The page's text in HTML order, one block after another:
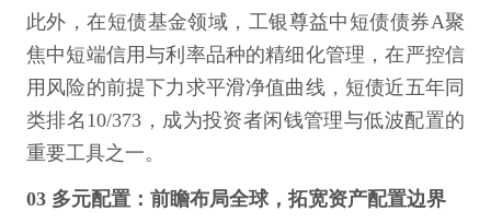
此外，在短债基金领域，工银尊益中短债债券A聚
焦中短端信用与利率品种的精细化管理，在严控信
用风险的前提下力求平滑净值曲线，短债近五年同
类排名10/373，成为投资者闲钱管理与低波配置的
重要工具之一。
03 多元配置：前瞻布局全球，拓宽资产配置边界